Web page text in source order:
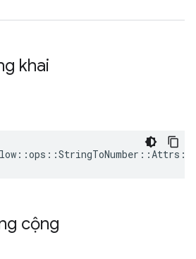
khai
::ops ::StringToNumber ::Attrs ::
cộng